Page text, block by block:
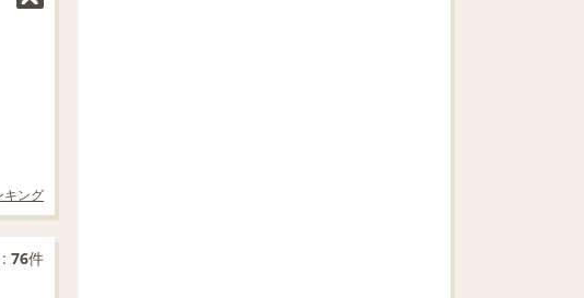
キング
76件